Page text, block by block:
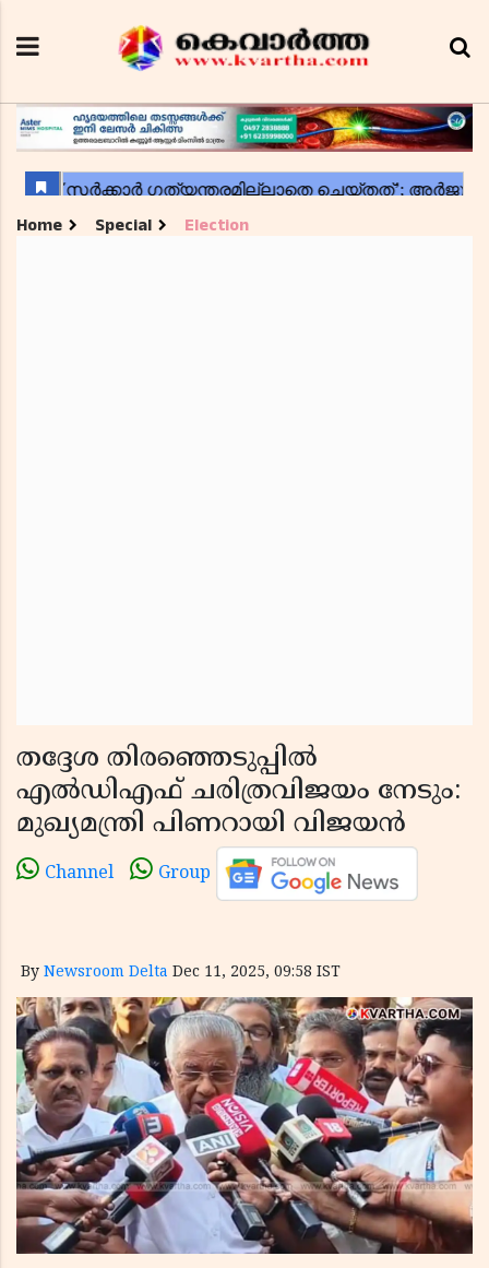
Home Special Election
തദ്ദേശ തിരഞ്ഞെടുപ്പിൽ
എൽഡിഎഫ് ചരിത്രവിജയം നേടും:
മുഖ്യമന്ത്രി പിണറായി വിജയൻ
Channel Group
By Newsroom Delta Dec 11, 2025, 09:58 IST